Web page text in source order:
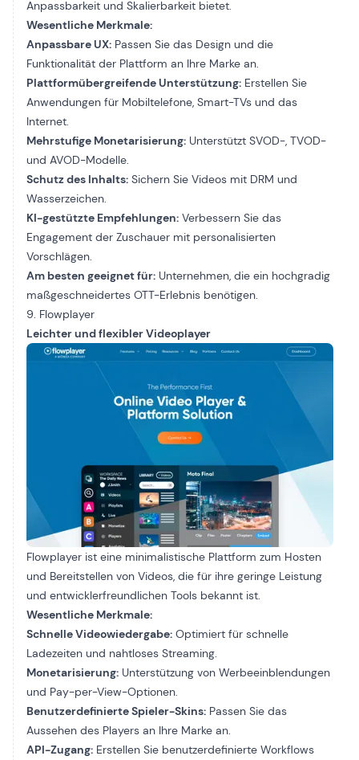
Anpassbarkeit und Skalierbarkeit bietet.
Wesentliche Merkmale:
Anpassbare UX: Passen Sie das Design und die
Funktionalität der Plattform an Ihre Marke an.
Plattformübergreifende Unterstützung: Erstellen Sie
Anwendungen für Mobiltelefone, Smart-TVs und das
Internet.
Mehrstufige Monetarisierung: Unterstützt SVOD-, TVOD-
und AVOD-Modelle.
Schutz des Inhalts: Sichern Sie Videos mit DRM und
Wasserzeichen.
KI-gestützte Empfehlungen: Verbessern Sie das
Engagement der Zuschauer mit personalisierten
Vorschlägen.
Am besten geeignet für: Unternehmen, die ein hochgradig
maßgeschneidertes OTT-Erlebnis benötigen.
9. Flowplayer
Leichter und flexibler Videoplayer
Flowplayer ist eine minimalistische Plattform zum Hosten
und Bereitstellen von Videos, die für ihre geringe Leistung
und entwicklerfreundlichen Tools bekannt ist.
Wesentliche Merkmale:
Schnelle Videowiedergabe: Optimiert für schnelle
Ladezeiten und nahtloses Streaming.
Monetarisierung: Unterstützung von Werbeeinblendungen
und Pay-per-View-Optionen.
Benutzerdefinierte Spieler-Skins: Passen Sie das
Aussehen des Players an Ihre Marke an.
API-Zugang: Erstellen Sie benutzerdefinierte Workflows